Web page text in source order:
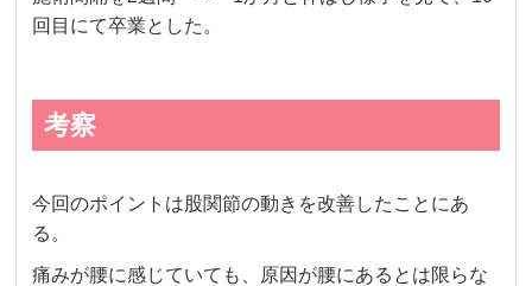
回目にて卒業とした。
考察
今回のポイントは股関節の動きを改善したことにあ
る。
痛みが腰に感じていても、原因が腰にあるとは限らな